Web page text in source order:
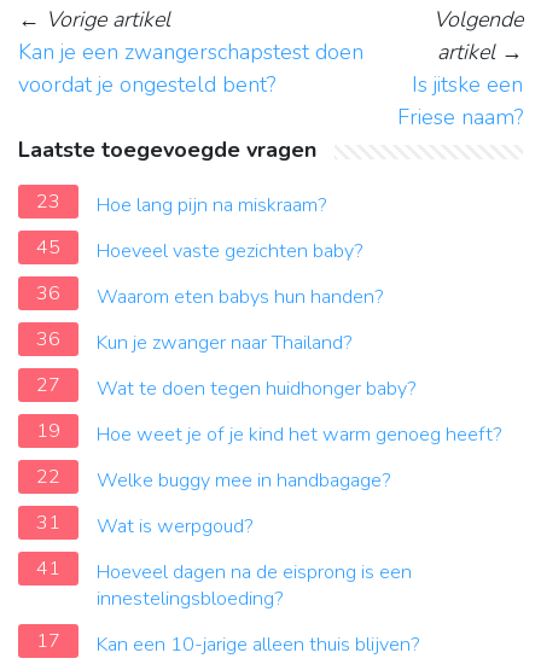
← Vorige artikel
Kan je een zwangerschapstest doen
voordat je ongesteld bent?
Volgende
artikel→
Is jitske een
Friese naam?
Laatste toegevoegde vragen
23
Hoe lang pijn na miskraam?
45
Hoeveel vaste gezichten baby?
36
Waarom eten babys hun handen?
36
Kun je zwanger naar Thailand?
27
Wat te doen tegen huidhonger baby?
19
Hoe weet je of je kind het warm genoeg heeft?
22
Welke buggy mee in handbagage?
31
Wat is werpgoud?
41
Hoeveel dagen na de eisprong is een
innestelingsbloeding?
17
Kan een 10-jarige alleen thuis blijven?